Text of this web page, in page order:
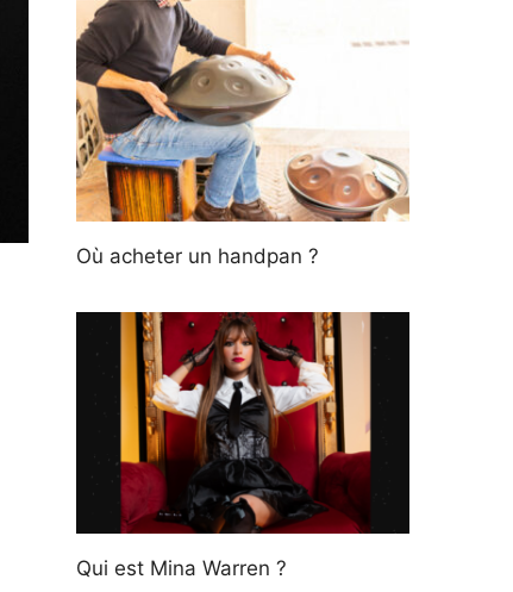
Où acheter un handpan ?
Qui est Mina Warren ?